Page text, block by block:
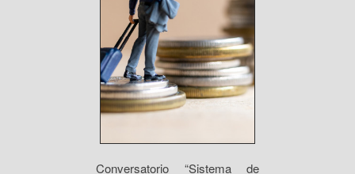
Conversatorio “Sistema de